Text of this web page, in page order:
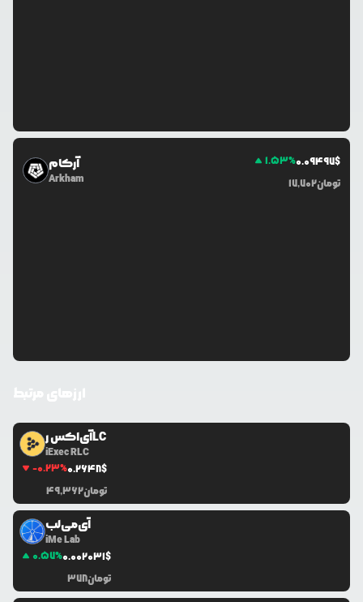
آرکام
Arkham
1.53%0.09497$
17,702تومان
آی‌اکس رLC
iExec RLC
-0.23%0.2648$
49,362تومان
آی‌می‌لب
iMe Lab
0.57%0.002031$
378تومان